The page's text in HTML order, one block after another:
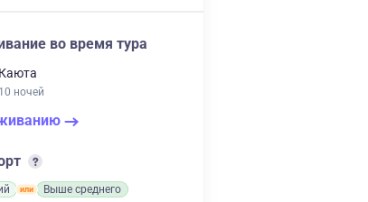
во время тура
Каюта
10 ночей
Выше среднего